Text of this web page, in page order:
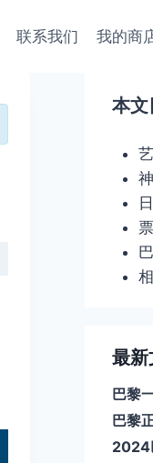
联系我们 我的商
本文
最新
巴黎
巴黎
2024